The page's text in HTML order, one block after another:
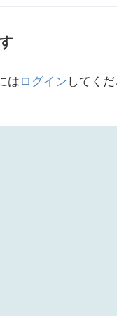
は ログイン してく